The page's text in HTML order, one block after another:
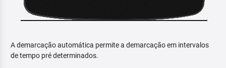
A demarcação automática permite a demarcação em intervalos
de tempo pré determinados.